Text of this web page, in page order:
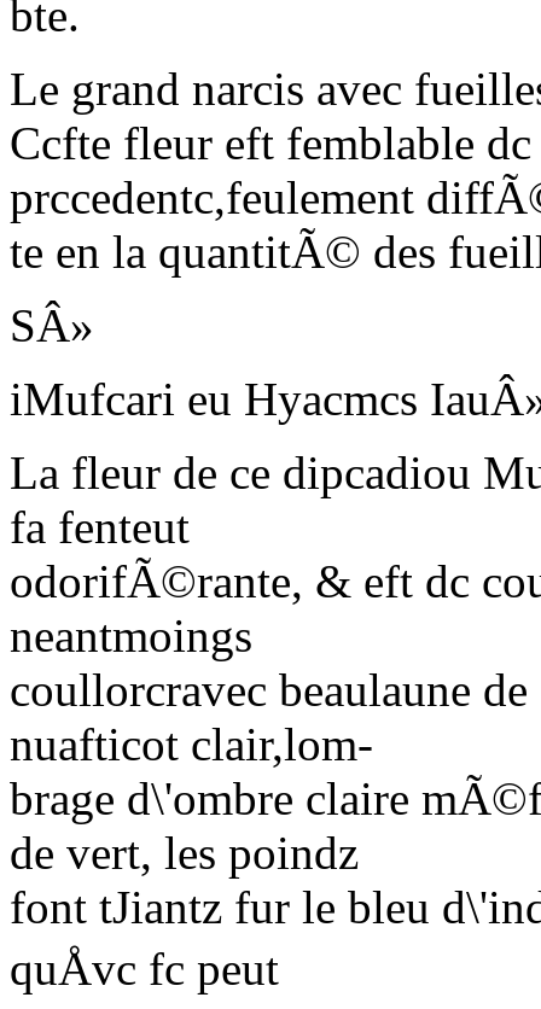
bte.
Le grand narcis avec
Ccfte fleur eft femblable
prccedentc,feulement
te en la quantitÃ© des
SÂ»
iMufcari eu Hyacmcs
La fleur de ce dipcadiou
fa fenteut
odorifÃ©rante, & eft dc
neantmoings
coullorcravec beaulaune
nuafticot clair,lom-
brage d\'ombre claire
de vert, les poindz
font tJiantz fur le bleu
quÅvc fc peut